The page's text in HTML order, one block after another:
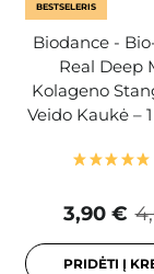
BESTSELERIS
Biodance -
Real Deep
Kolageno
Veido Kaukė –
3,90 €
PRIDĖTI Į